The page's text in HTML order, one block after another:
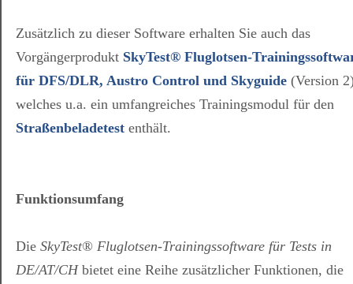
Zusätzlich zu dieser Software erhalten Sie auch das
Vorgängerprodukt SkyTest® Fluglotsen-
für DFS/DLR, Austro Control und Skyguide (Version
welches u.a. ein umfangreiches Trainingsmodul für den
Straßenbeladetest enthält.
Funktionsumfang
Die SkyTest® Fluglotsen-Trainingssoftware für Tests in
DE/AT/CHbietet eine Reihe zusätzlicher Funktionen, die